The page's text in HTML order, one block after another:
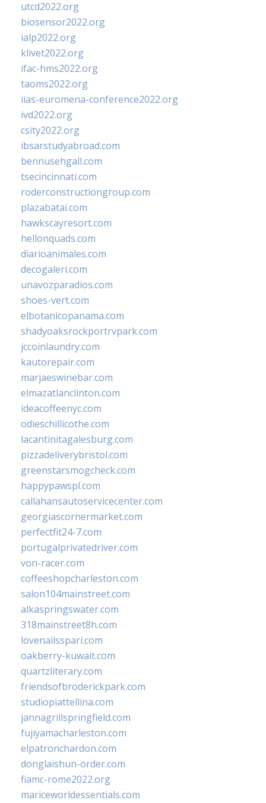
utcd2022.org
biosensor2022.org
ialp2022.org
klivet2022.org
ifac-hms2022.org
taoms2022.org
iias-euromena-conference2022.org
ivd2022.org
csity2022.org
ibsarstudyabroad.com
bennusehgall.com
tsecincinnati.com
roderconstructiongroup.com
plazabatai.com
hawkscayresort.com
hellonquads.com
diarioanimales.com
decogaleri.com
unavozparadios.com
shoes-vert.com
elbotanicopanama.com
shadyoaksrockportrvpark.com
jccoinlaundry.com
kautorepair.com
marjaeswinebar.com
elmazatlanclinton.com
ideacoffeenyc.com
odieschillicothe.com
lacantinitagalesburg.com
pizzadeliverybristol.com
greenstarsmogcheck.com
happypawspl.com
callahansautoservicecenter.com
georgiascornermarket.com
perfectfit24-7.com
portugalprivatedriver.com
von-racer.com
coffeeshopcharleston.com
salon104mainstreet.com
alkaspringswater.com
318mainstreet8h.com
lovenailsspari.com
oakberry-kuwait.com
quartzliterary.com
friendsofbroderickpark.com
studiopiattellina.com
jannagrillspringfield.com
fujiyamacharleston.com
elpatronchardon.com
donglaishun-order.com
fiamc-rome2022.org
mariceworldessentials.com